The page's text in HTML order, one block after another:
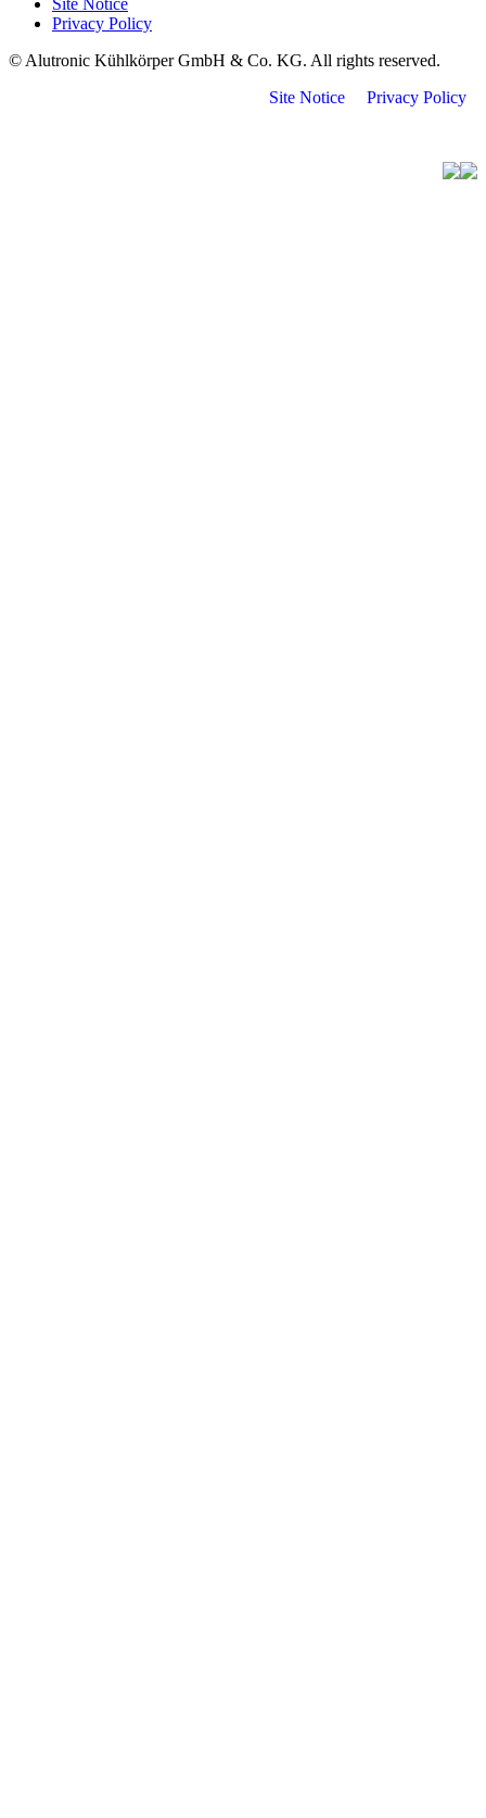
Privacy Policy
© Alutronic Kühlkörper GmbH & Co. KG. All rights reserved.
Site Notice
Privacy Policy